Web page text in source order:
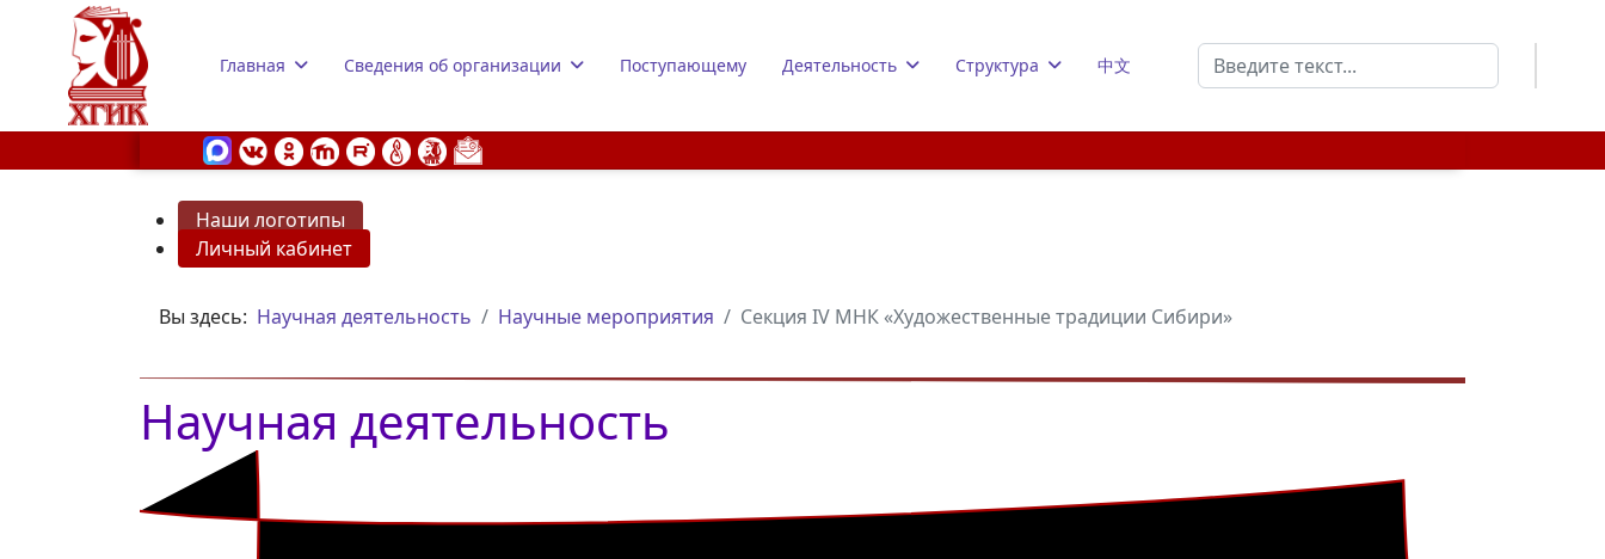
Главная Сведения об организации Поступающему Деятельность Структура 中文
Поиск
Наши логотипы
Личный кабинет
Вы здесь: Научная деятельность Научные мероприятия Секция IV МНК «Художественные традиции Сибири»
Научная деятельность